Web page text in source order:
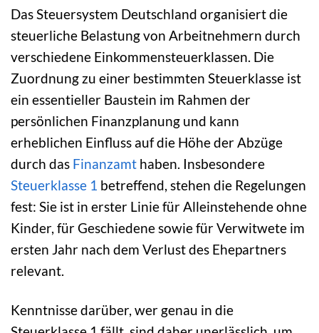
Das Steuersystem Deutschland organisiert die
steuerliche Belastung von Arbeitnehmern durch
verschiedene Einkommensteuerklassen. Die
Zuordnung zu einer bestimmten Steuerklasse ist
ein essentieller Baustein im Rahmen der
persönlichen Finanzplanung und kann
erheblichen Einfluss auf die Höhe der Abzüge
durch das Finanzamt haben. Insbesondere
Steuerklasse 1 betreffend, stehen die Regelungen
fest: Sie ist in erster Linie für Alleinstehende ohne
Kinder, für Geschiedene sowie für Verwitwete im
ersten Jahr nach dem Verlust des Ehepartners
relevant.
Kenntnisse darüber, wer genau in die